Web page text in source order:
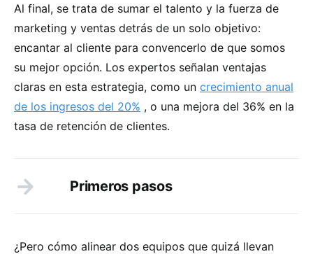
Al final, se trata de sumar el talento y la fuerza de
marketing y ventas detrás de un solo objetivo:
encantar al cliente para convencerlo de que somos
su mejor opción. Los expertos señalan ventajas
claras en esta estrategia, como un crecimiento anual
de los ingresos del 20% , o una mejora del 36% en la
tasa de retención de clientes.
Primeros pasos
¿Pero cómo alinear dos equipos que quizá llevan